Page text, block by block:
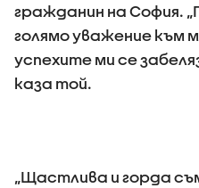
гражданин на София.
голямо уважение към
успехите ми се
каза той.
„Щастлива и горда